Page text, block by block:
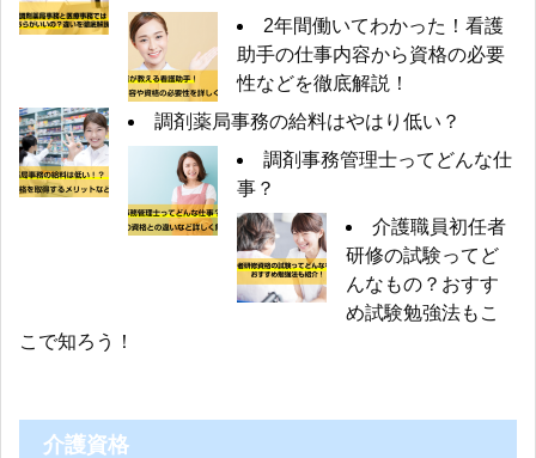
2年間働いてわかった！看護
助手の仕事内容から資格の必要
性などを徹底解説！
調剤薬局事務の給料はやはり低い？
調剤事務管理士ってどんな仕
事？
介護職員初任者
研修の試験ってど
んなもの？おすす
め試験勉強法もこ
こで知ろう！
介護資格